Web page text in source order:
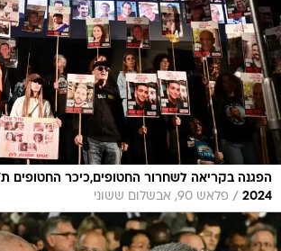
2024
/ פלאש 90, אבשלום ששוני